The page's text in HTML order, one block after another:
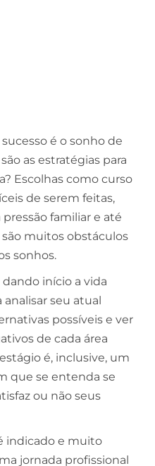
é o sonho de
as estratégias para
Escolhas como curso
de serem feitas,
familiar e até
muitos obstáculos
sonhos.
início a vida
analisar seu atual
possíveis e ver
de cada área
é, inclusive, um
que se entenda se
ou não seus
indicado e muito
jornada profissional